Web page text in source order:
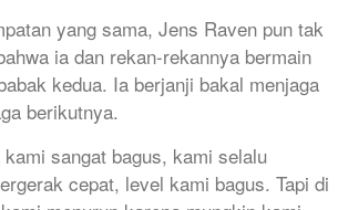
yang sama, Jens Raven pun tak
ia dan rekan-rekannya bermain
kedua. Ia berjanji bakal menjaga
berikutnya.
sangat bagus, kami selalu
cepat, level kami bagus. Tapi di